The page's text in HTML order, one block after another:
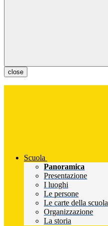
close
Scuola
Panoramica
Presentazione
I luoghi
Le persone
Le carte della scuola
Organizzazione
La storia